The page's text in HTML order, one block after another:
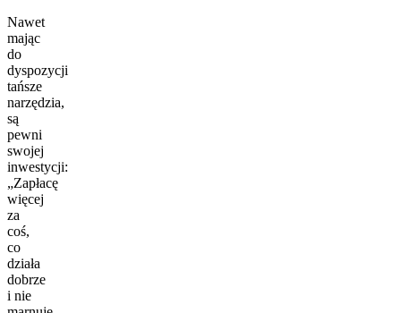
Nawet
mając
do
dyspozycji
tańsze
narzędzia,
są
pewni
swojej
inwestycji:
„Zapłacę
więcej
za
coś,
co
działa
dobrze
i nie